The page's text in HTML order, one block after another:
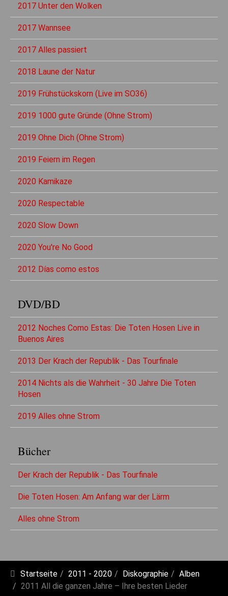
2017 Unter den Wolken
2017 Wannsee
2017 Alles passiert
2018 Laune der Natur
2019 Frühstückskorn (Live im SO36)
2019 1000 gute Gründe (Ohne Strom)
2019 Ohne Dich (Ohne Strom)
2019 Feiern im Regen
2020 Kamikaze
2020 Respectable
2020 Slow Down
2020 You're No Good
2012 Días como estos
DVD/BD
2012 Noches Como Estas: Die Toten Hosen Live in
Buenos Aires
2013 Der Krach der Republik - Das Tourfinale
2014 Nichts als die Wahrheit - 30 Jahre Die Toten
Hosen
2019 Alles ohne Strom
Bücher
Der Krach der Republik - Das Tourfinale
Die Toten Hosen: Am Anfang war der Lärm
Alles ohne Strom
Startseite 2011 - 2020 Diskographie
Alben
2011 All die ganzen Jahre – Ihre besten Lieder